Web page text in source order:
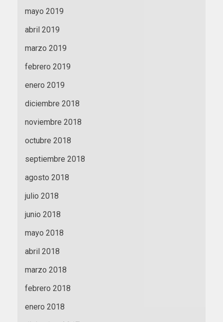
mayo 2019
abril 2019
marzo 2019
febrero 2019
enero 2019
diciembre 2018
noviembre 2018
octubre 2018
septiembre 2018
agosto 2018
julio 2018
junio 2018
mayo 2018
abril 2018
marzo 2018
febrero 2018
enero 2018